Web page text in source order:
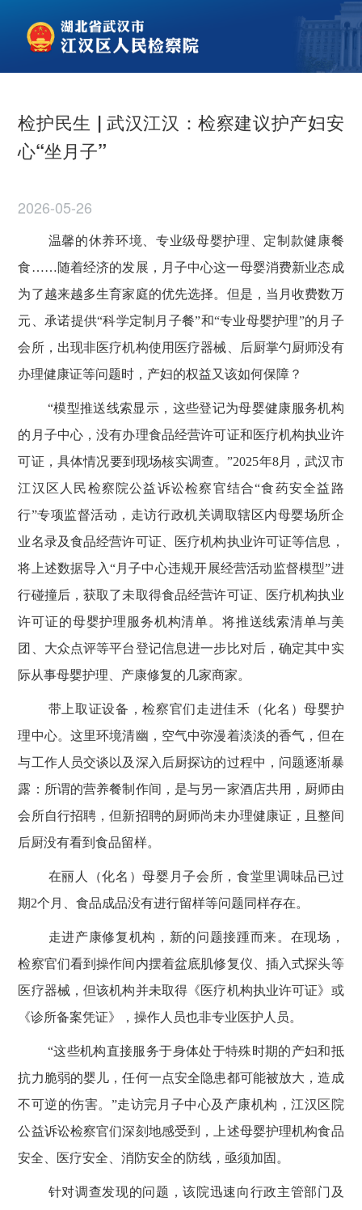
检护民生 | 武汉江汉：检察建议护产妇安
心“坐月子”
2026-05-26
温馨的休养环境、专业级母婴护理、定制款健康餐
食……随着经济的发展，月子中心这一母婴消费新业态成
为了越来越多生育家庭的优先选择。但是，当月收费数万
元、承诺提供“科学定制月子餐”和“专业母婴护理”的月子
会所，出现非医疗机构使用医疗器械、后厨掌勺厨师没有
办理健康证等问题时，产妇的权益又该如何保障？
“模型推送线索显示，这些登记为母婴健康服务机构
的月子中心，没有办理食品经营许可证和医疗机构执业许
可证，具体情况要到现场核实调查。”2025年8月，武汉市
江汉区人民检察院公益诉讼检察官结合“食药安全益路
行”专项监督活动，走访行政机关调取辖区内母婴场所企
业名录及食品经营许可证、医疗机构执业许可证等信息，
将上述数据导入“月子中心违规开展经营活动监督模型”进
行碰撞后，获取了未取得食品经营许可证、医疗机构执业
许可证的母婴护理服务机构清单。将推送线索清单与美
团、大众点评等平台登记信息进一步比对后，确定其中实
际从事母婴护理、产康修复的几家商家。
带上取证设备，检察官们走进佳禾（化名）母婴护
理中心。这里环境清幽，空气中弥漫着淡淡的香气，但在
与工作人员交谈以及深入后厨探访的过程中，问题逐渐暴
露：所谓的营养餐制作间，是与另一家酒店共用，厨师由
会所自行招聘，但新招聘的厨师尚未办理健康证，且整间
后厨没有看到食品留样。
在丽人（化名）母婴月子会所，食堂里调味品已过
期2个月、食品成品没有进行留样等问题同样存在。
走进产康修复机构，新的问题接踵而来。在现场，
检察官们看到操作间内摆着盆底肌修复仪、插入式探头等
医疗器械，但该机构并未取得《医疗机构执业许可证》或
《诊所备案凭证》，操作人员也非专业医护人员。
“这些机构直接服务于身体处于特殊时期的产妇和抵
抗力脆弱的婴儿，任何一点安全隐患都可能被放大，造成
不可逆的伤害。”走访完月子中心及产康机构，江汉区院
公益诉讼检察官们深刻地感受到，上述母婴护理机构食品
安全、医疗安全、消防安全的防线，亟须加固。
针对调查发现的问题，该院迅速向行政主管部门及